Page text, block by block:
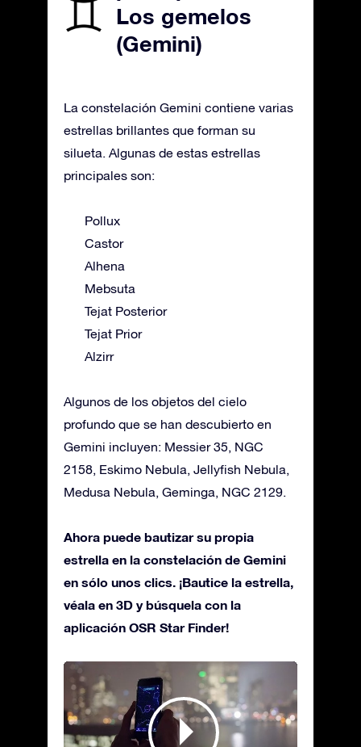
Los gemelos
(Gemini)
La constelación Gemini contiene varias
estrellas brillantes que forman su
silueta. Algunas de estas estrellas
principales son:
Pollux
Castor
Alhena
Mebsuta
Tejat Posterior
Tejat Prior
Alzirr
Algunos de los objetos del cielo
profundo que se han descubierto en
Gemini incluyen: Messier 35, NGC
2158, Eskimo Nebula, Jellyfish Nebula,
Medusa Nebula, Geminga, NGC 2129.
Ahora puede bautizar su propia
estrella en la constelación de Gemini
en sólo unos clics. ¡Bautice la estrella,
véala en 3D y búsquela con la
aplicación OSR Star Finder!